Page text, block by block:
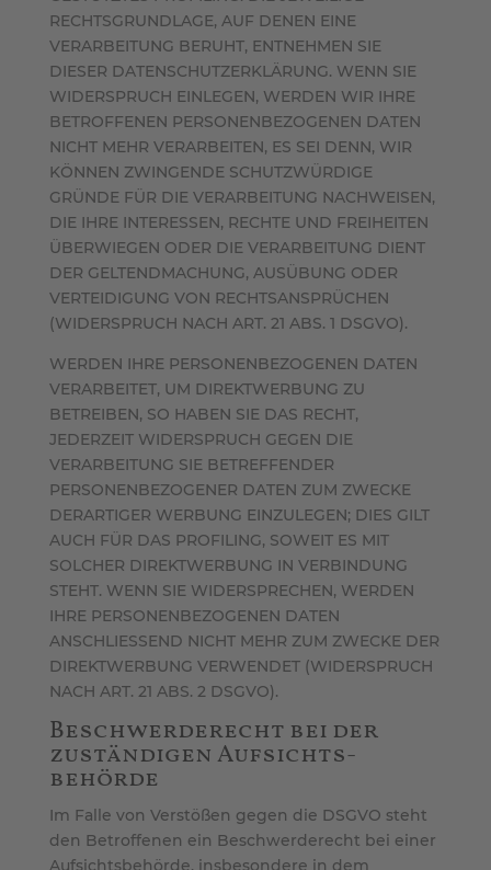
RECHTSGRUNDLAGE, AUF DENEN EINE
VERARBEITUNG BERUHT, ENTNEHMEN SIE
DIESER DATENSCHUTZERKLÄRUNG. WENN SIE
WIDERSPRUCH EINLEGEN, WERDEN WIR IHRE
BETROFFENEN PERSONENBEZOGENEN DATEN
NICHT MEHR VERARBEITEN, ES SEI DENN, WIR
KÖNNEN ZWINGENDE SCHUTZWÜRDIGE
GRÜNDE FÜR DIE VERARBEITUNG NACHWEISEN,
DIE IHRE INTERESSEN, RECHTE UND FREIHEITEN
ÜBERWIEGEN ODER DIE VERARBEITUNG DIENT
DER GELTENDMACHUNG, AUSÜBUNG ODER
VERTEIDIGUNG VON RECHTSANSPRÜCHEN
(WIDERSPRUCH NACH ART. 21 ABS. 1 DSGVO).
WERDEN IHRE PERSONENBEZOGENEN DATEN
VERARBEITET, UM DIREKTWERBUNG ZU
BETREIBEN, SO HABEN SIE DAS RECHT,
JEDERZEIT WIDERSPRUCH GEGEN DIE
VERARBEITUNG SIE BETREFFENDER
PERSONENBEZOGENER DATEN ZUM ZWECKE
DERARTIGER WERBUNG EINZULEGEN; DIES GILT
AUCH FÜR DAS PROFILING, SOWEIT ES MIT
SOLCHER DIREKTWERBUNG IN VERBINDUNG
STEHT. WENN SIE WIDERSPRECHEN, WERDEN
IHRE PERSONENBEZOGENEN DATEN
ANSCHLIESSEND NICHT MEHR ZUM ZWECKE DER
DIREKTWERBUNG VERWENDET (WIDERSPRUCH
NACH ART. 21 ABS. 2 DSGVO).
Beschwerde­recht bei der
zuständigen Aufsichts­
behörde
Im Falle von Verstößen gegen die DSGVO steht
den Betroffenen ein Beschwerderecht bei einer
Aufsichtsbehörde, insbesondere in dem